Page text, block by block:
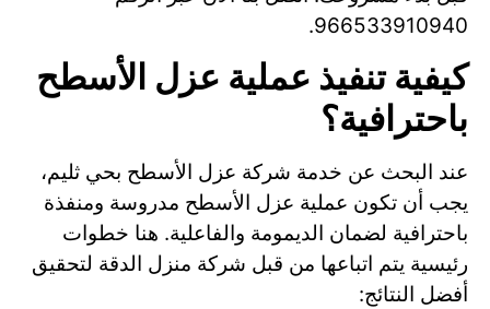
966533910940.
كيفية تنفيذ عملية عزل الأسطح
باحترافية؟
عند البحث عن خدمة شركة عزل الأسطح بحي ثليم،
يجب أن تكون عملية عزل الأسطح مدروسة ومنفذة
باحترافية لضمان الديمومة والفاعلية. هنا خطوات
رئيسية يتم اتباعها من قبل شركة منزل الدقة لتحقيق
أفضل النتائج: